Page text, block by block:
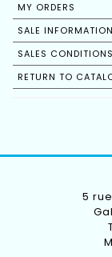
MY ORDERS
SALE INFORMATION
SALES CONDITIONS
RETURN TO
5